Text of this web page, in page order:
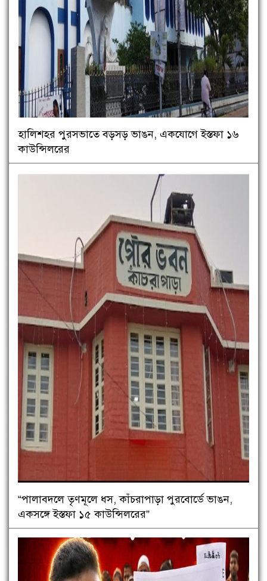
হালিশহর পুরসভাতে বড়সড় ভাঙন, একযোগে ইস্তফা ১৬
কাউন্সিলরের
“পালাবদলে তৃণমূলে ধস, কাঁচরাপাড়া পুরবোর্ডে ভাঙন,
একসঙ্গে ইস্তফা ১৫ কাউন্সিলরের”